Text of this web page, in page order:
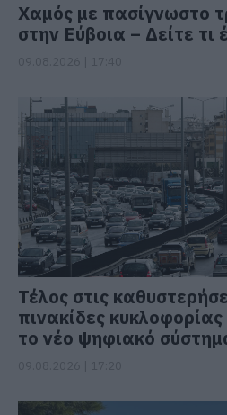
Χαμός με πασίγνωστο
στην Εύβοια – Δείτε τι
Τέλος στις
πινακίδες
το νέο ψηφιακό